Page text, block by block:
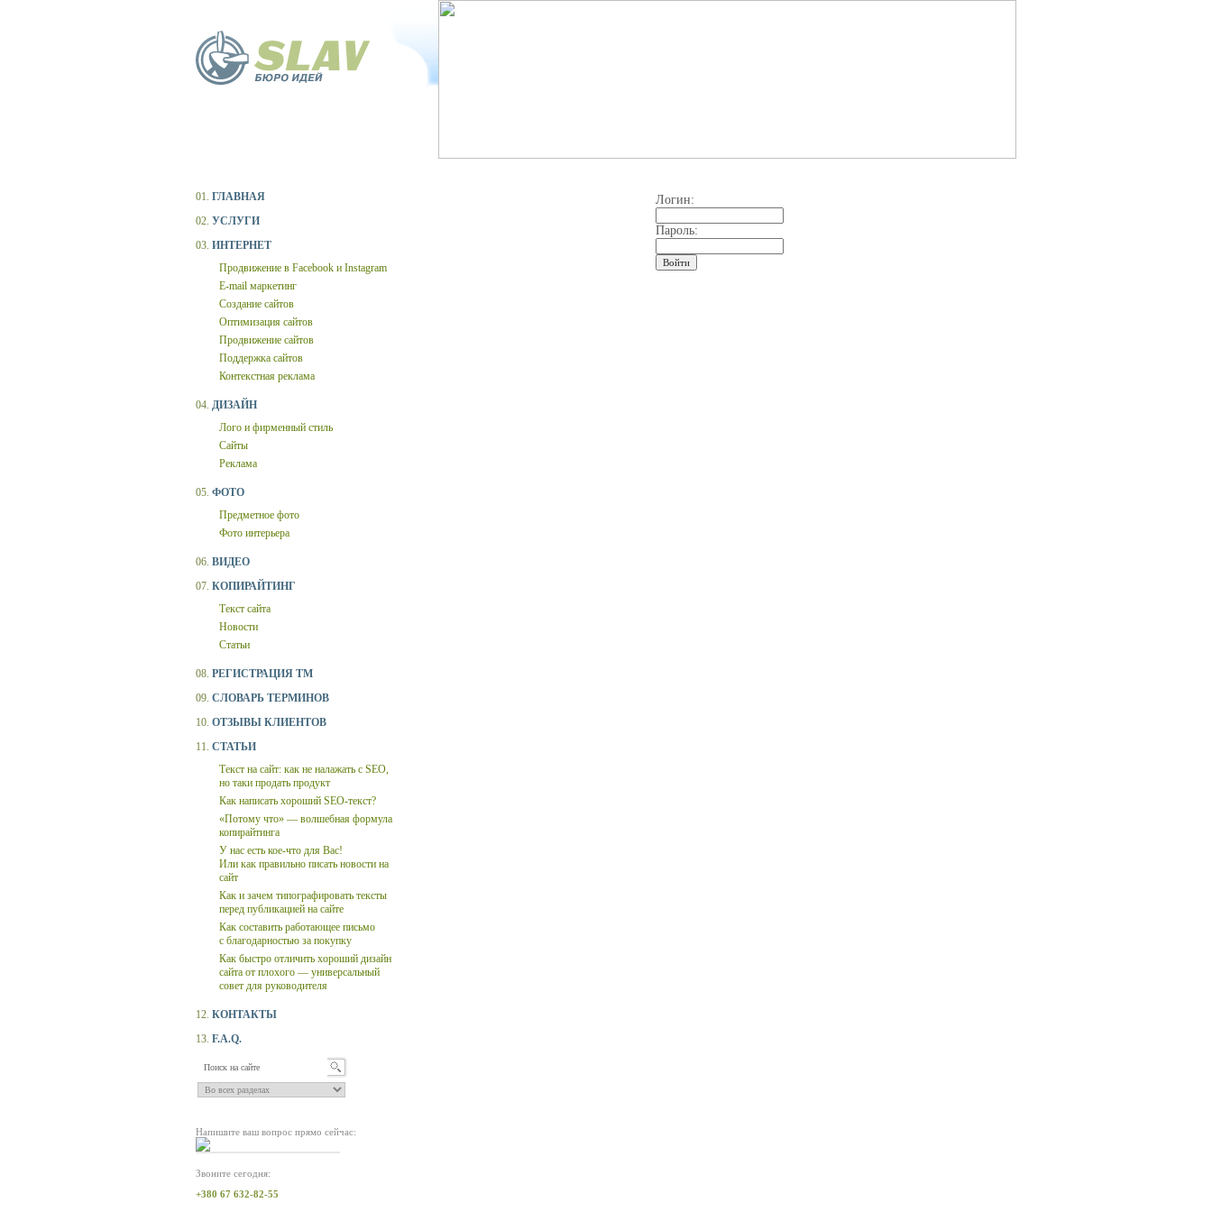
01. ГЛАВНАЯ
02. УСЛУГИ
03. ИНТЕРНЕТ
Продвижение в Facebook и Instagram
E-mail маркетинг
Создание сайтов
Оптимизация сайтов
Продвижение сайтов
Поддержка сайтов
Контекстная реклама
04. ДИЗАЙН
Лого и фирменный стиль
Сайты
Реклама
05. ФОТО
Предметное фото
Фото интерьера
06. ВИДЕО
07. КОПИРАЙТИНГ
Текст сайта
Новости
Статьи
08. РЕГИСТРАЦИЯ ТМ
09. СЛОВАРЬ ТЕРМИНОВ
10. ОТЗЫВЫ КЛИЕНТОВ
11. СТАТЬИ
Текст на сайт: как не налажать с SEO,
но таки продать продукт
Как написать хороший SEO-текст?
«Потому что» — волшебная формула
копирайтинга
У нас есть кое-что для Вас!
Или как правильно писать новости на
сайт
Как и зачем типографировать тексты
перед публикацией на сайте
Как составить работающее письмо
с благодарностью за покупку
Как быстро отличить хороший дизайн
сайта от плохого — универсальный
совет для руководителя
12. КОНТАКТЫ
13. F.A.Q.
Напишите ваш вопрос прямо сейчас:
Звоните сегодня:
+380 67 632-82-55
Логин:
Пароль: